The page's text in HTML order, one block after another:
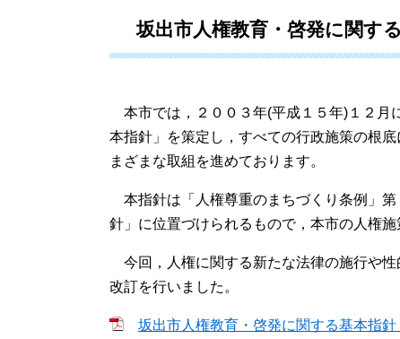
坂出市人権教育・啓発に関す
本市では，２００３年(平成１５年)１２月
本指針」を策定し，すべての行政施策の根
まざまな取組を進めております。
本指針は「人権尊重のまちづくり条例」
針」に位置づけられるもので，本市の人権
今回，人権に関する新たな法律の施行や性
改訂を行いました。
坂出市人権教育・啓発に関する基本指